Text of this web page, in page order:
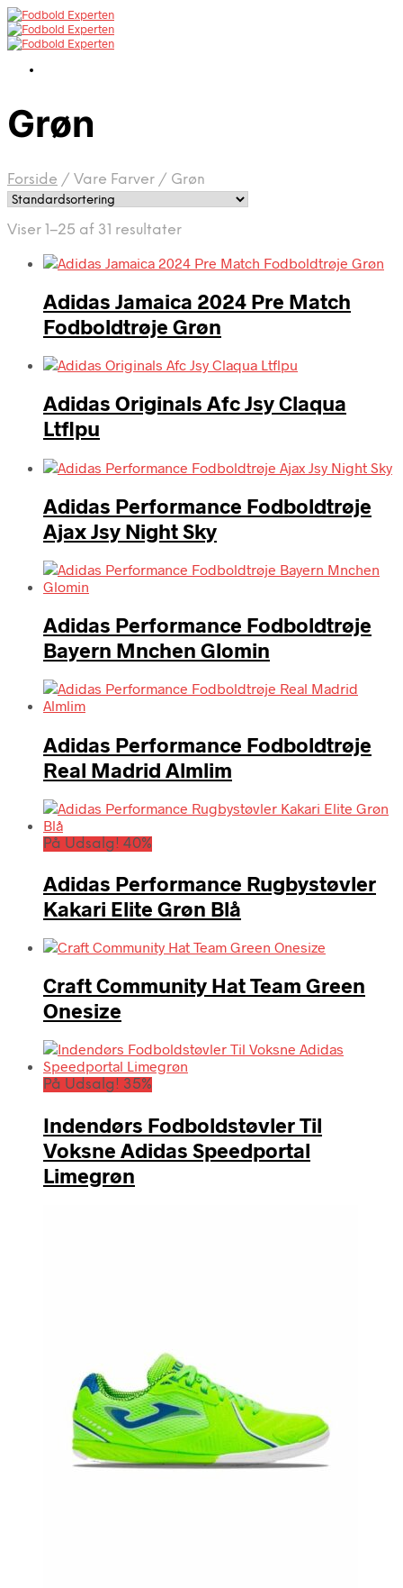
Grøn
Forside / Vare Farver / Grøn
Viser 1–25 af 31 resultater
Adidas Jamaica 2024 Pre Match
Fodboldtrøje Grøn
Adidas Originals Afc Jsy Claqua
Ltflpu
Adidas Performance Fodboldtrøje
Ajax Jsy Night Sky
Adidas Performance Fodboldtrøje
Bayern Mnchen Glomin
Adidas Performance Fodboldtrøje
Real Madrid Almlim
På Udsalg! 40%
Adidas Performance Rugbystøvler
Kakari Elite Grøn Blå
Craft Community Hat Team Green
Onesize
På Udsalg! 35%
Indendørs Fodboldstøvler Til
Voksne Adidas Speedportal
Limegrøn